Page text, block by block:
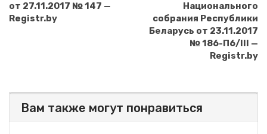
от 27.11.2017 № 147 —
Registr.by
Национального
собрания Республики
Беларусь от 23.11.2017
№ 186-П6/III —
Registr.by
Вам также могут понравиться